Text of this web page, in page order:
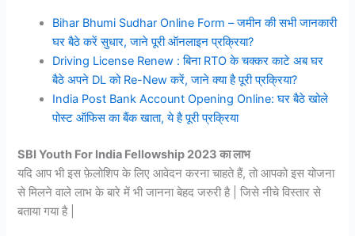
Bihar Bhumi Sudhar Online Form – जमीन की सभी जानकारी
घर बैठे करें सुधार, जाने पूरी ऑनलाइन प्रक्रिया?
Driving License Renew : बिना RTO के चक्कर काटे अब घर
बैठे अपने DL को Re-New करें, जाने क्या है पूरी प्रक्रिया?
India Post Bank Account Opening Online: घर बैठे खोले
पोस्ट ऑफिस का बैंक खाता, ये है पूरी प्रक्रिया
SBI Youth For India Fellowship 2023 का लाभ
यदि आप भी इस फ़ेलोशिप के लिए आवेदन करना चाहते हैं, तो आपको इस योजना
से मिलने वाले लाभ के बारे में भी जानना बेहद जरुरी है | जिसे नीचे विस्तार से
बताया गया है |